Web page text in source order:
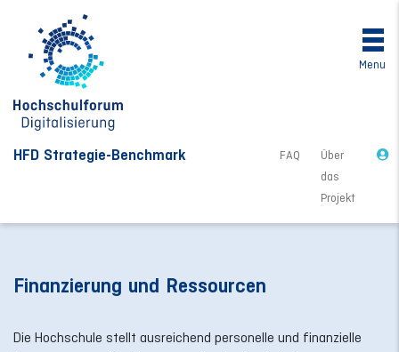
Menu
HFD Strategie-Benchmark FAQ
Über
das
Projekt
Finanzierung und Ressourcen
Die Hochschule stellt ausreichend personelle und finanzielle